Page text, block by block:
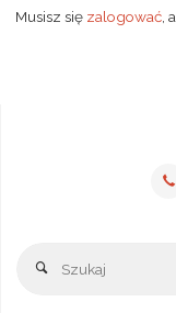
Musisz się zalogować,
Szukaj